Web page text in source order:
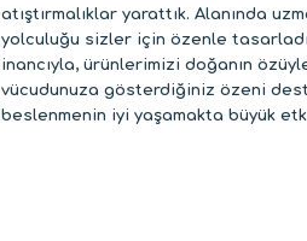
atıştırmalıklar yarattık. Alanında
yolculuğu sizler için özenle
inancıyla, ürünlerimizi doğanın
vücudunuza gösterdiğiniz özeni
beslenmenin iyi yaşamakta büyük